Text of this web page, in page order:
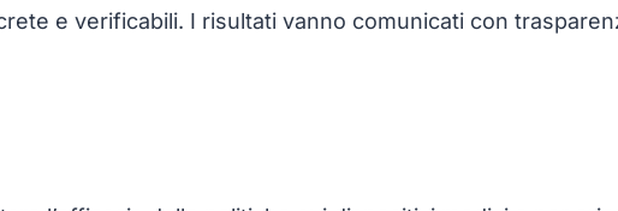
e verificabili. I risultati vanno comunicati con